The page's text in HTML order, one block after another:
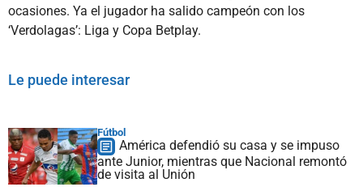
ocasiones. Ya el jugador ha salido campeón con los
‘Verdolagas’: Liga y Copa Betplay.
Le puede interesar
Fútbol
América defendió su casa y se impuso
ante Junior, mientras que Nacional remontó
de visita al Unión